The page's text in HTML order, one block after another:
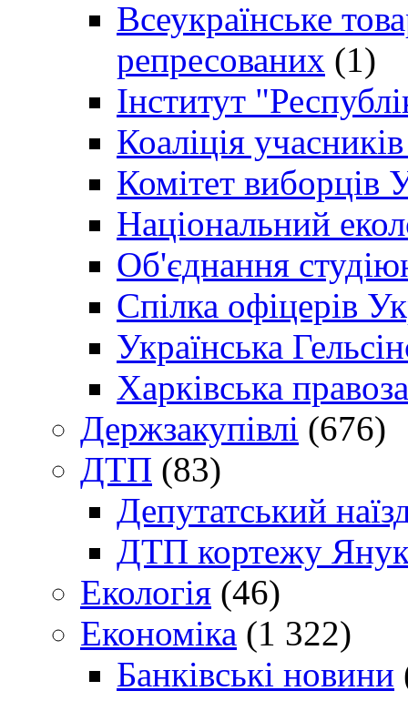
Всеукраїнське
репресованих (1)
Інститут
Коаліція
Комітет виборців
Національний
Об'єднання
Спілка офіцерів
Українська
Харківська
Держзакупівлі (676)
ДТП (83)
Депутатський
ДТП кортежу
Екологія (46)
Економіка (1 322)
Банківські новини